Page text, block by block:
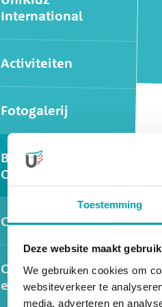
Toestemming
Deze website maakt
We gebruiken cookies om
websiteverkeer te
media, adverteren en
International
Activiteiten
Fotogalerij
Buitenschoolse
Opvang
Ophalen scholen
Oudercommissie
en Inspectie